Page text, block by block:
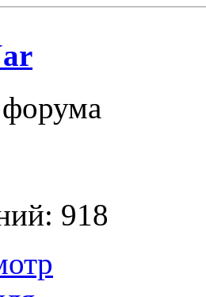
918